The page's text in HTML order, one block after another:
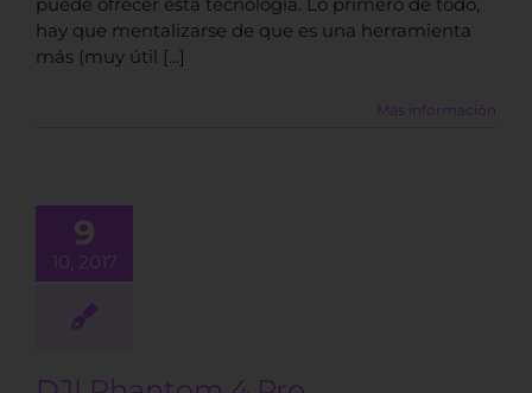
puede ofrecer esta tecnología. Lo primero de todo,
hay que mentalizarse de que es una herramienta
más (muy útil [...]
Más información
9
10, 2017
4